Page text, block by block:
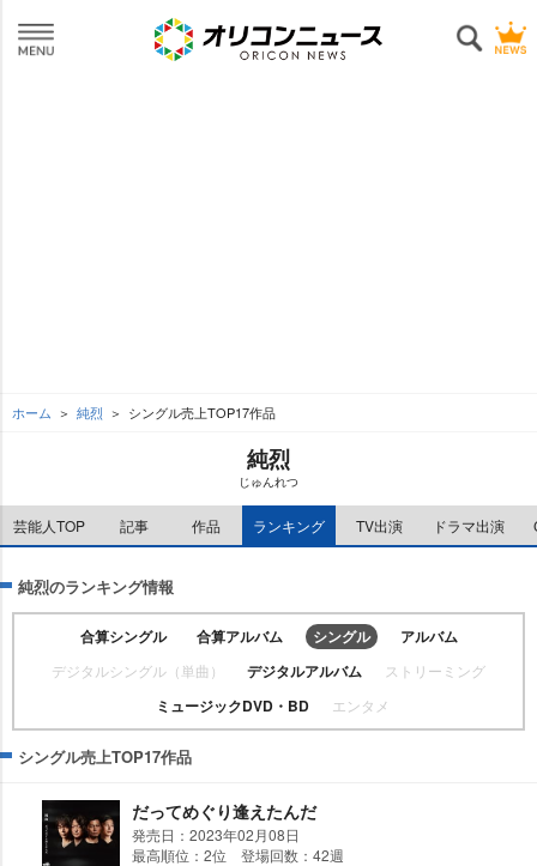
ホーム 純烈 シングル売上TOP17作品
純烈
じゅんれつ
芸能人TOP 記事 作品 ランキング TV出演 ドラマ出演
純烈のランキング情報
合算シングル 合算アルバム シングル アルバム
デジタルシングル（単曲） デジタルアルバム ストリーミング
ミュージックDVD・BD エンタメ
シングル売上TOP17作品
だってめぐり逢えたんだ
発売日：2023年02月08日
最高順位：2位 登場回数：42週